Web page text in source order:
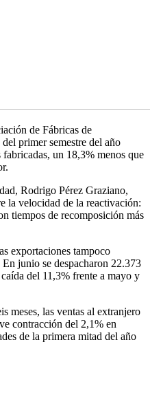
de Fábricas de
primer semestre del año
un 18,3% menos que
Rodrigo Pérez Graziano,
la velocidad de la reactivación:
tiempos de recomposición más
exportaciones tampoco
junio se despacharon 22.373
del 11,3% frente a mayo y
meses, las ventas al extranjero
contracción del 2,1% en
de la primera mitad del año